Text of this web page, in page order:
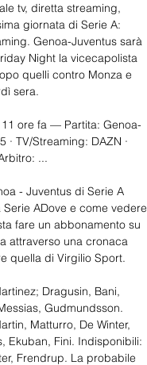
tv, diretta streaming,
giornata di Serie A:
Genoa-Juventus sarà
Night la vicecapolista
quelli contro Monza e
sera.
ore fa — Partita: Genoa-
TV/Streaming: DAZN ·
...
- Juventus di Serie A
ADove e come vedere
fare un abbonamento su
attraverso una cronaca
quella di Virgilio Sport.
Dragusin, Bani,
Gudmundsson.
Matturro, De Winter,
Ekuban, Fini. Indisponibili:
Frendrup. La probabile